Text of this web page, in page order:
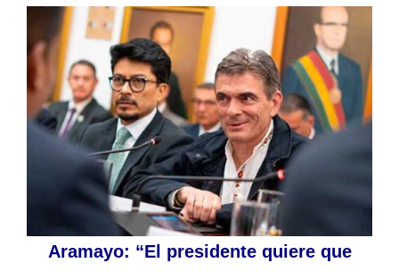
Aramayo: “El presidente quiere que